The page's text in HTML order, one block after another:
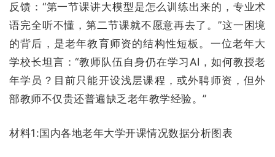
反馈：“第一节课讲大模型是怎么训练出来的，专业术
语完全听不懂，第二节课就不愿意再去了。”这一困境
的背后，是老年教育师资的结构性短板。一位老年大
学校长坦言：“教师队伍自身仍在学习AI，如何教授老
年学员？目前只能开设浅层课程，或外聘师资，但外
部教师不仅贵还普遍缺乏老年教学经验。”
材料1:国内各地老年大学开课情况数据分析图表